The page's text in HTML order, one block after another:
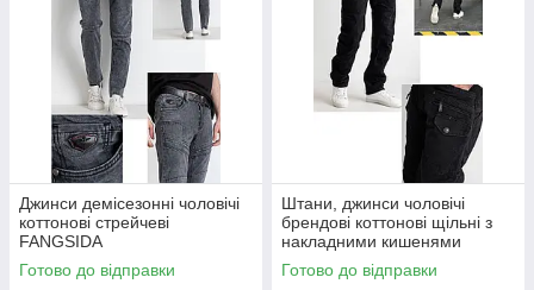
Джинси демісезонні чоловічі
коттонові стрейчеві
FANGSIDA
Готово до відправки
Штани, джинси чоловічі
брендові коттонові щільні з
накладними кишенями
"карго" MIGACH, Туреччина
Готово до відправки